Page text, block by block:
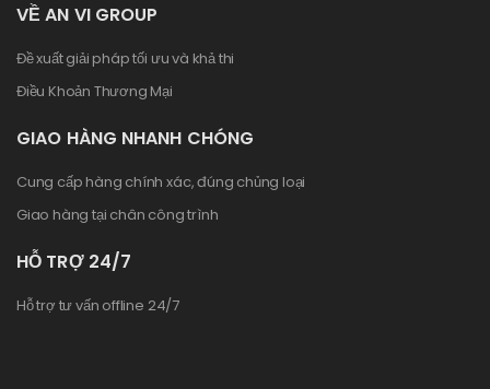
VỀ AN VI GROUP
Đề xuất giải pháp tối ưu và khả thi
Điều Khoản Thương Mại
GIAO HÀNG NHANH CHÓNG
Cung cấp hàng chính xác, đúng chủng loại
Giao hàng tại chân công trình
HỖ TRỢ 24/7
Hỗ trợ tư vấn offline 24/7